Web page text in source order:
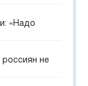
«Надо
не